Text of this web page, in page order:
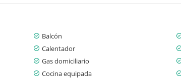
Balcón
Calentador
Gas domiciliario
Cocina equipada